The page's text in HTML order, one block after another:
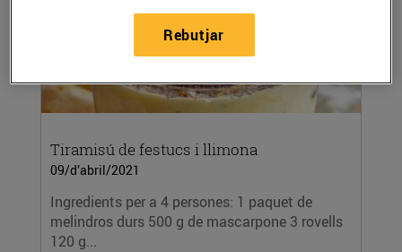
Tiramisú de festucs i llimona
09/d’abril/2021
Ingredients per a 4 persones: 1 paquet de
melindros durs 500 g de mascarpone 3 rovells
120 g...
Rebutjar